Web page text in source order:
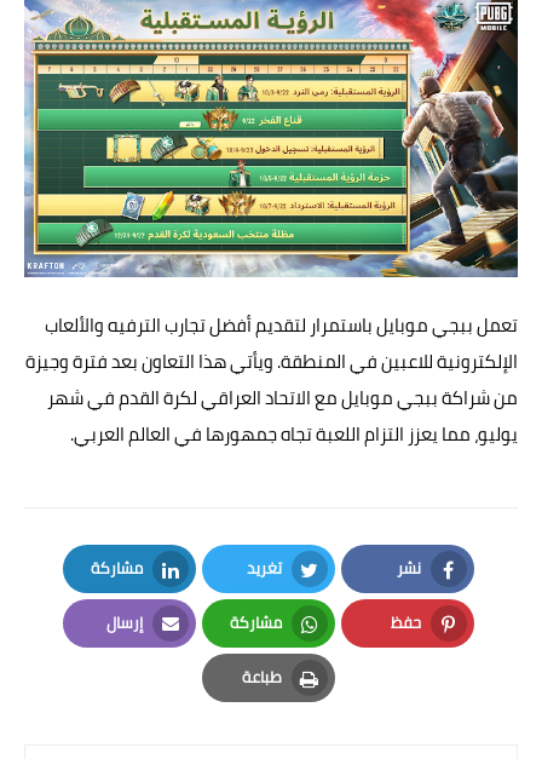
تعمل ببجي موبايل باستمرار لتقديم أفضل تجارب الترفيه والألعاب
الإلكترونية للاعبين في المنطقة. ويأتي هذا التعاون بعد فترة وجيزة
من شراكة ببجي موبايل مع الاتحاد العراقي لكرة القدم في شهر
يوليو، مما يعزز التزام اللعبة تجاه جمهورها في العالم العربي.
نشر
Facebook
تغريد
Twitter
مشاركة
LinkedIn
حفظ
Pinterest
مشاركة
Whatsapp
إرسال
Email
طباعة
Print